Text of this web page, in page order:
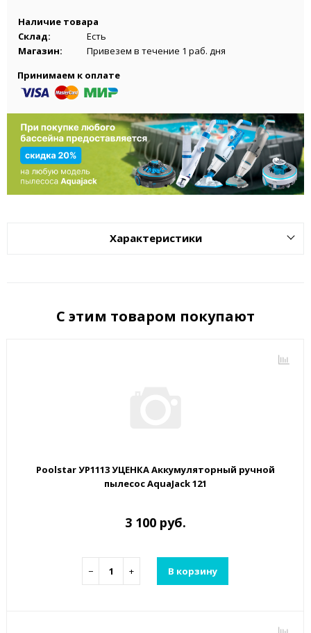
Наличие товара
Склад:
Есть
Магазин:
Привезем в течение 1 раб. дня
Принимаем к оплате
Характеристики
С этим товаром покупают
Poolstar УP1113 УЦЕНКА Аккумуляторный ручной
пылесос AquaJack 121
3 100 руб.
− + В корзину